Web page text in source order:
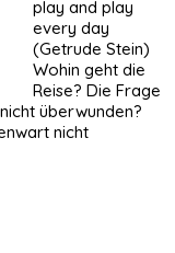
play and play
every day
(Getrude Stein)
Wohin geht die
Reise? Die Frage
überwunden?
nicht